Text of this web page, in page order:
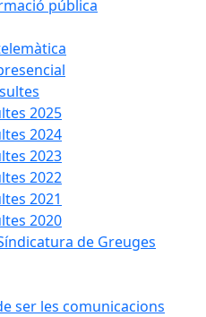
pública
2025
2024
2023
2022
2021
2020
de Greuges
ser les comunicacions